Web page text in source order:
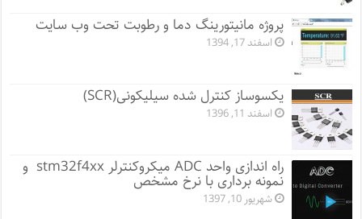
پروژه مانيتورينگ دما و رطوبت تحت وب سایت
اسفند 17, 1394
یکسوساز کنترل شده سیلیکونی(SCR)
اسفند 11, 1396
راه اندازی واحد ADC میکروکنترلر stm32f4xx و
نمونه برداری با نرخ مشخص
شهریور 10, 1397